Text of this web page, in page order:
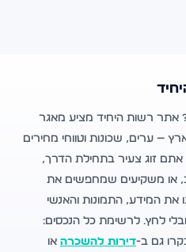
אתר רשות היחיד מציע מאגר
— ערים, שכונות וטווחי מחירים
זוג צעיר בתחילת הדרך,
משקיעים שמחפשים את
המידע, התמונות והאנשי
לחץ. לרשימת כל הנכסים:
גם ב-דירות להשכרה או